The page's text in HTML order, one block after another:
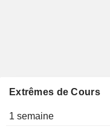
Extrêmes de Cours
1 semaine